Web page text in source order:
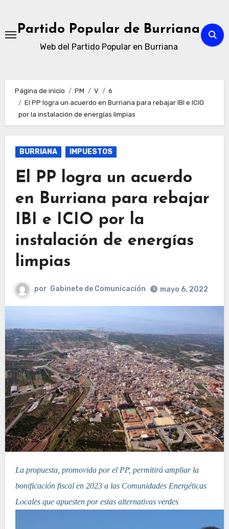
contenidoPartido Popular de Burriana
Web del Partido Popular en Burriana
Página de inicio PM V
6
El PP logra un acuerdo en Burriana para rebajar IBI e ICIO
por la instalación de energías limpias
BURRIANA IMPUESTOS
El PP logra un acuerdo
en Burriana para rebajar
IBI e ICIO por la
instalación de energías
limpias
por Gabinete de Comunicación mayo 6, 2022
La propuesta, promovida por el PP, permitirá ampliar la
bonificación fiscal en 2023 a las Comunidades Energéticas
Locales que apuesten por estas alternativas verdes